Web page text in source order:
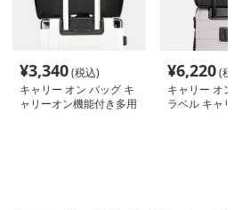
¥3,340(税込)
キャリー オン バッグ キ
ャリーオン機能付き多用
¥6,220(税
キャリー オン
ラベル キャリ